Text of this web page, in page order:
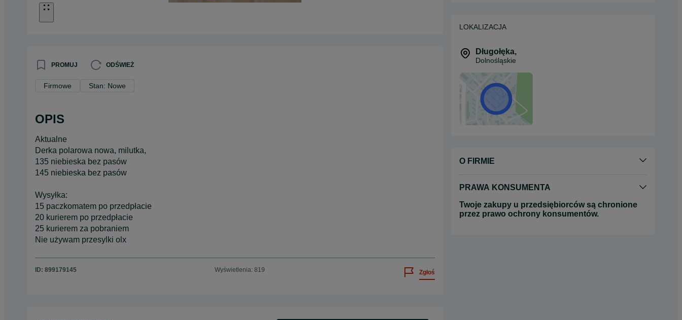
PROMUJ ODŚWIEŻ
Firmowe Stan: Nowe
OPIS
Aktualne
Derka polarowa nowa, milutka,
135 niebieska bez pasów
145 niebieska bez pasów
Wysyłka:
15 paczkomatem po przedpłacie
20 kurierem po przedpłacie
25 kurierem za pobraniem
Nie używam przesylki olx
ID: 899179145 Wyświetlenia: 819 Zgłoś
LOKALIZACJA
Długołęka,
Dolnośląskie
O FIRMIE
PRAWA KONSUMENTA
Twoje zakupy u przedsiębiorców są chronione
przez prawo ochrony konsumentów.